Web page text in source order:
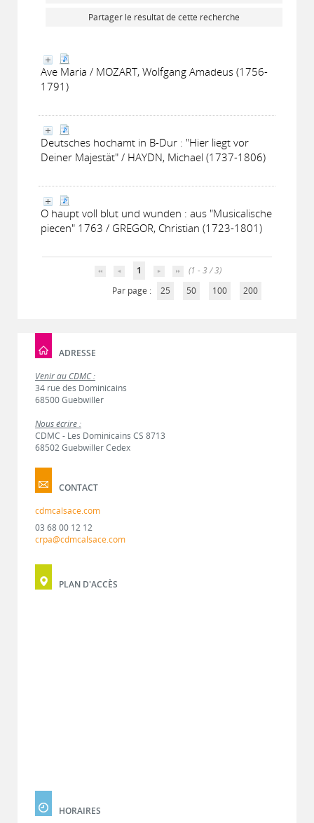
Partager le résultat de cette recherche
Ave Maria / MOZART, Wolfgang Amadeus (1756-
1791)
Deutsches hochamt in B-Dur : "Hier liegt vor
Deiner Majestät" / HAYDN, Michael (1737-1806)
O haupt voll blut und wunden : aus "Musicalische
piecen" 1763 / GREGOR, Christian (1723-1801)
1
(1 - 3 / 3)
Par page :
25 50 100 200
ADRESSE
Venir au CDMC :
34 rue des Dominicains
68500 Guebwiller
Nous écrire :
CDMC - Les Dominicains CS 8713
68502 Guebwiller Cedex
CONTACT
cdmcalsace.com
03 68 00 12 12
crpa@cdmcalsace.com
PLAN D'ACCÈS
HORAIRES